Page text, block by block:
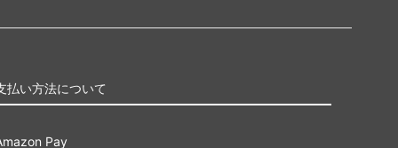
払い方法について
Pay